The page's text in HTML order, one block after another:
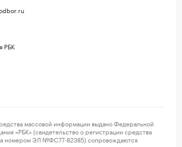
РБК
массовой информации выдано Федеральной
«РБК» (свидетельство о регистрации средства
номером ЭЛ №ФС77-82385) сопровождаются